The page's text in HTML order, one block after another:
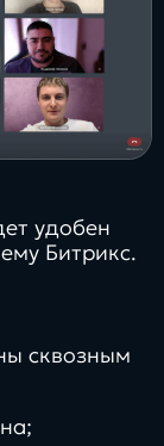
удобен
Битрикс.
сквозным